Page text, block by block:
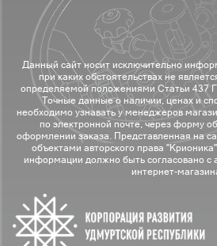
Данный сайт носит исключительно
при каких обстоятельствах не
определяемой положениями Статьи 437
Точные данные о наличии, ценах и
необходимо узнавать у менеджеров
по электронной почте, через форму
оформлении заказа. Представленная на
объектами авторского права
информации должно быть согласовано с
интернет-